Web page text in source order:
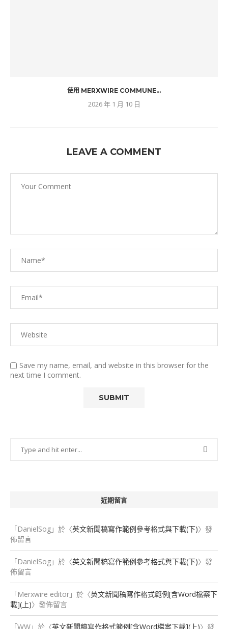
使用 MERXWIRE COMMUNE...
2026 年 1 月 10 日
LEAVE A COMMENT
Save my name, email, and website in this browser for the
next time I comment.
近期留言
「DanielSog 」於〈英文新聞稿寫作範例參考格式與下載(下)〉發
佈留言
「DanielSog 」於〈英文新聞稿寫作範例參考格式與下載(下)〉發
佈留言
「Merxwire editor 」於〈英文新聞稿寫作格式範例[含Word檔案下
載](上)〉發佈留言
「WW 」於〈英文新聞稿寫作格式範例[含Word檔案下載](上)〉發